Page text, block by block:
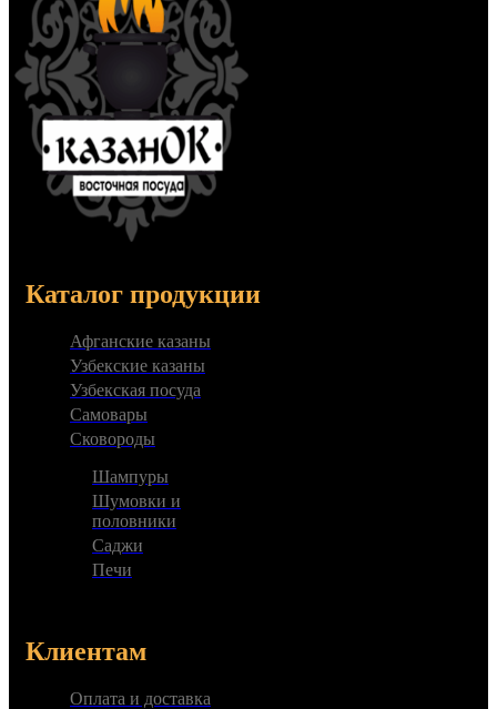
Каталог продукции
Афганские казаны
Узбекские казаны
Узбекская посуда
Самовары
Сковороды
Шампуры
Шумовки и
половники
Саджи
Печи
Клиентам
Оплата и доставка